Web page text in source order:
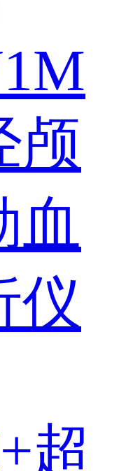
颅
血
仪